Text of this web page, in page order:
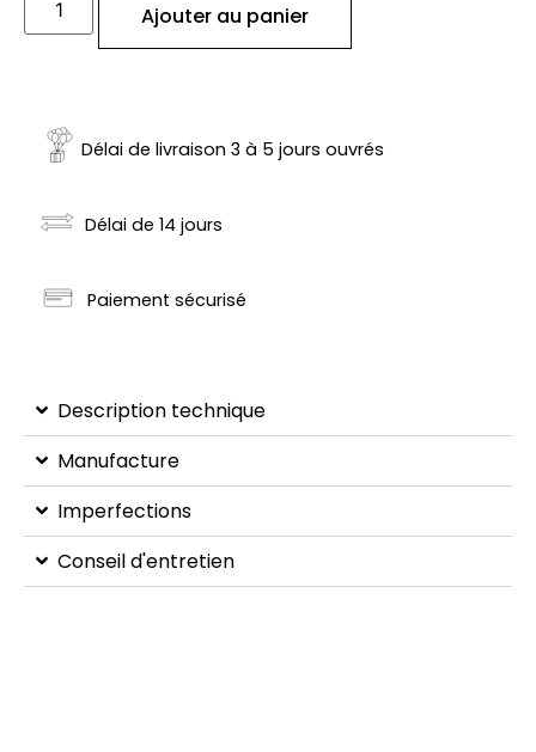
Ajouter au panier
Délai de livraison 3 à 5 jours ouvrés
Délai de 14 jours
Paiement sécurisé
Description technique
Manufacture
Imperfections
Conseil d'entretien